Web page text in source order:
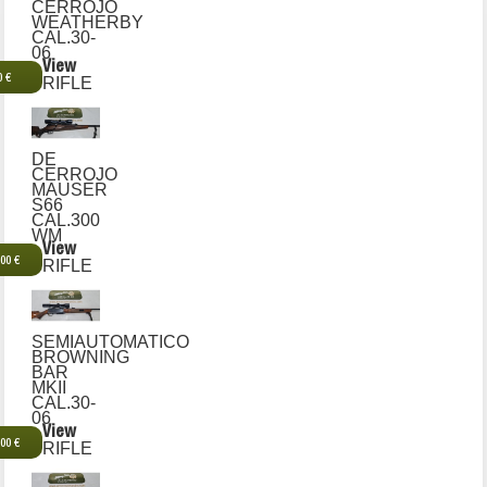
CERROJO
WEATHERBY
CAL.30-
06
€
View
RIFLE
DE
CERROJO
MAUSER
S66
CAL.300
WM
€
View
RIFLE
SEMIAUTOMATICO
BROWNING
BAR
MKII
CAL.30-
06
€
View
RIFLE